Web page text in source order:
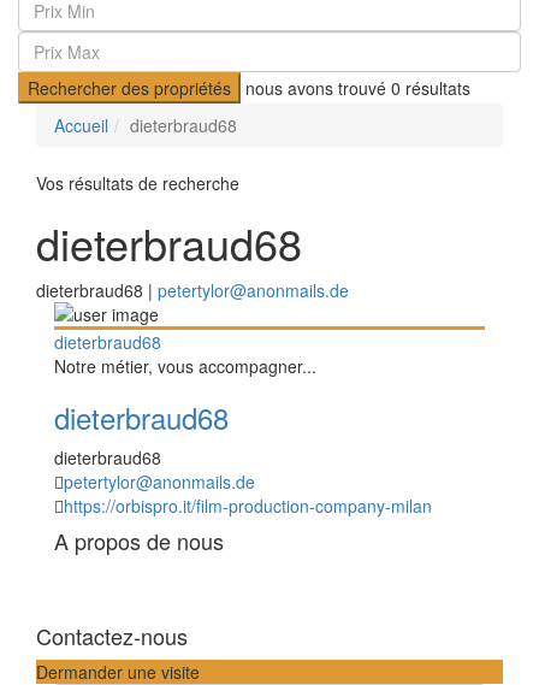
Rechercher des propriétés nous avons trouvé 0 résultats
Accueil
dieterbraud68
Vos résultats de recherche
dieterbraud68
dieterbraud68 | petertylor@anonmails.de
dieterbraud68
Notre métier, vous accompagner...
dieterbraud68
dieterbraud68
petertylor@anonmails.de
https://orbispro.it/film-production-company-milan
A propos de nous
Contactez-nous
Dermander une visite